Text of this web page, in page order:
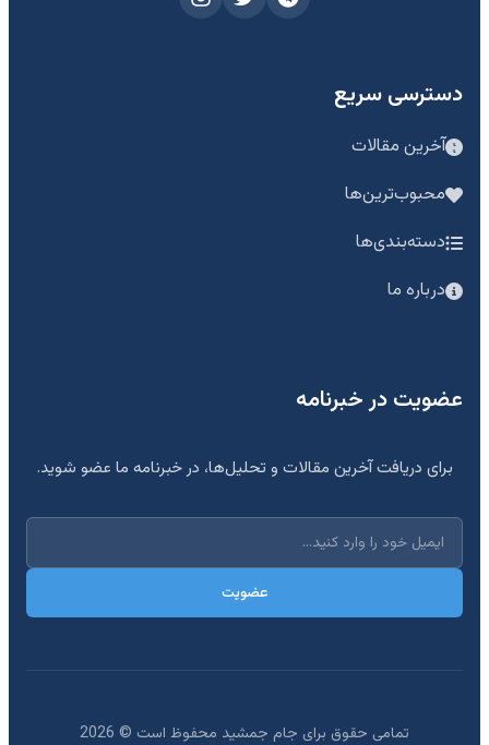
دسترسی سریع
آخرین مقالات
محبوب‌ترین‌ها
دسته‌بندی‌ها
درباره ما
عضویت در خبرنامه
برای دریافت آخرین مقالات و تحلیل‌ها، در خبرنامه ما عضو شوید.
عضویت
تمامی حقوق برای جام جمشید محفوظ است © 2026